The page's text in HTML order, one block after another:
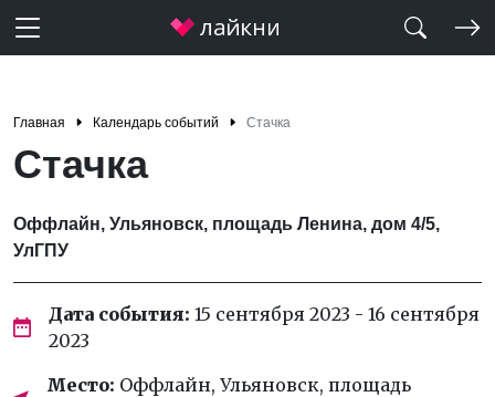
Главная Календарь событий Стачка
Стачка
Оффлайн, Ульяновск, площадь Ленина, дом 4/5,
УлГПУ
Дата события: 15 сентября 2023 - 16 сентября
2023
Место: Оффлайн, Ульяновск, площадь